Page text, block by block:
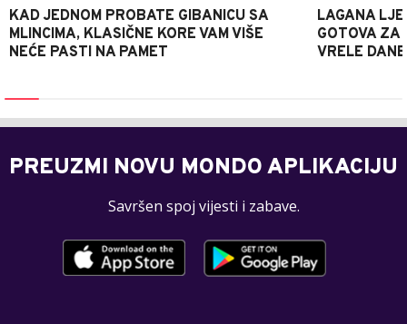
KAD JEDNOM PROBATE GIBANICU SA
MLINCIMA, KLASIČNE KORE VAM VIŠE
NEĆE PASTI NA PAMET
LAGANA
GOTOVA ZA
VRELE DANE
PREUZMI NOVU MONDO APLIKACIJU
Savršen spoj vijesti i zabave.